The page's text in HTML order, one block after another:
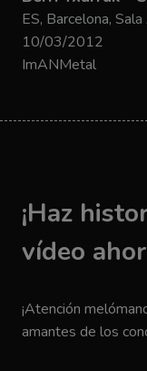
ES, Barcelona,
10/03/2012
ImANMetal
¡Haz
vídeo
¡Atención
amantes de los